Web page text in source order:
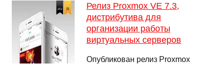
Релиз Proxmox VE 7.3,
дистрибутива для
организации работы
виртуальных серверов
Опубликован релиз Proxmox